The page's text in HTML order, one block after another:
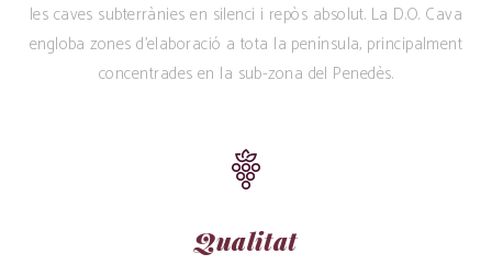
les caves subterrànies en silenci i repòs absolut. La D.O. Cava
engloba zones d’elaboració a tota la península, principalment
concentrades en la sub-zona del Penedès.
Qualitat